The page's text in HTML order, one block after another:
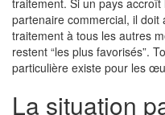
traitement. Si un pays accroît
partenaire commercial, il doit
traitement à tous les autres
restent “les plus favorisés”.
particulière existe pour les
La situation